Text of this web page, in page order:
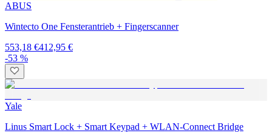
ABUS
Wintecto One Fensterantrieb + Fingerscanner
553,18 €412,95 €
-53 %
Yale
Linus Smart Lock + Smart Keypad + WLAN-Connect Bridge